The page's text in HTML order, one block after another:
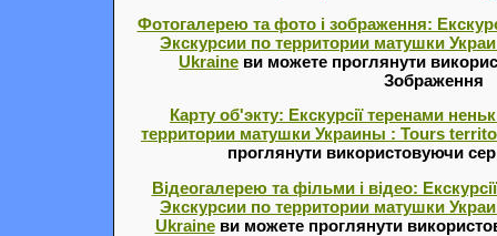
Фотогалерею та фото і зображення:
Экскурсии по территории матушки
Ukraine ви можете проглянути
Зображення
Карту об'экту: Екскурсії теренами
территории матушки Украины : Tours
проглянути використовуючи
Відеогалерею та фільми і відео:
Экскурсии по территории матушки
Ukraineви можете проглянути